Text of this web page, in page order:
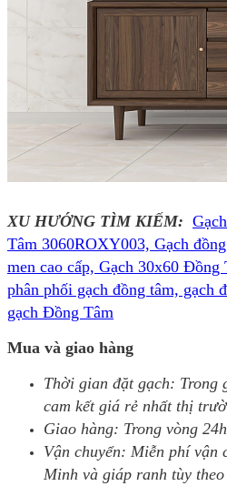
XU HƯỚNG TÌM KIẾM:
Tâm 3060ROXY003, Gạch
men cao cấp, Gạch 30x60 Đồng
phân phối gạch đồng tâm, gạch
gạch Đồng Tâm
Mua và giao hàng
Thời gian đặt gạch: Trong
cam kết giá rẻ nhất thị
Giao hàng: Trong vòng
Vận chuyển: Miễn phí vận
Minh và giáp ranh tùy